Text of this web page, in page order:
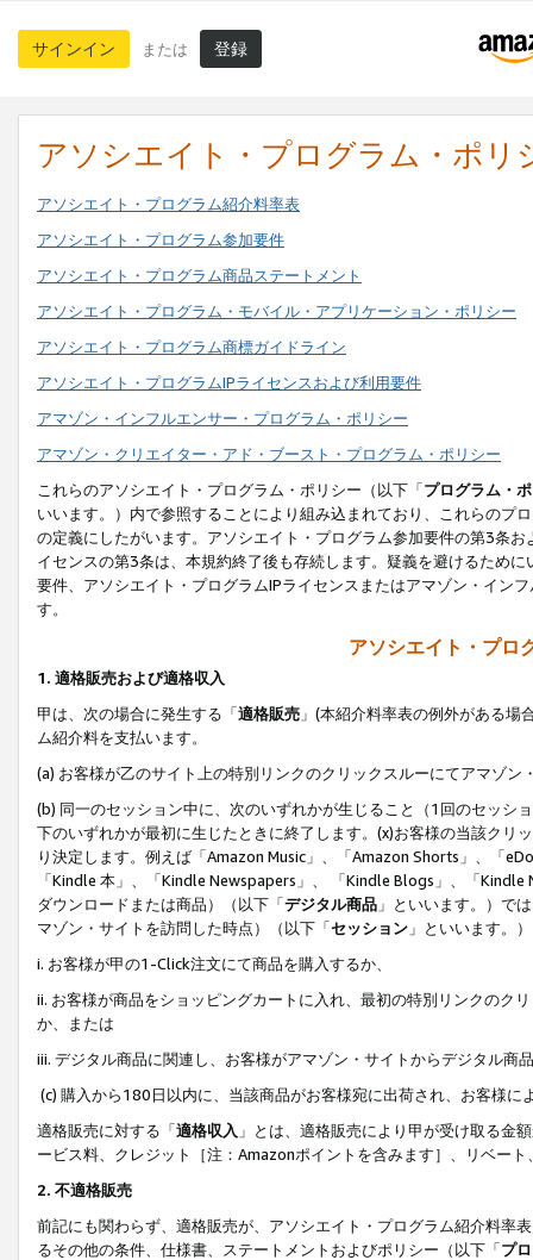
サインイン または 登録
アソシエイト・プログラム・ポリ
アソシエイト・プログラム紹介料率表
アソシエイト・プログラム参加要件
アソシエイト・プログラム商品ステートメント
アソシエイト・プログラム・モバイル・アプリケーション・ポリシー
アソシエイト・プログラム商標ガイドライン
アソシエイト・プログラムIPライセンスおよび利用要件
アマゾン・インフルエンサー・プログラム・ポリシー
アマゾン・クリエイター・アド・ブースト・プログラム・ポリシー
これらのアソシエイト・プログラム・ポリシー（以下「プログラム・
いいます。）内で参照することにより組み込まれており、これらのプ
の定義にしたがいます。アソシエイト・プログラム参加要件の第3条
イセンスの第3条は、本規約終了後も存続します。疑義を避けるため
要件、アソシエイト・プログラムIPライセンスまたはアマゾン・イン
す。
アソシエイト・プロ
1. 適格販売および適格収入
甲は、次の場合に発生する「適格販売 」(本紹介料率表の例外がある
ム紹介料を支払います。
(a) お客様が乙のサイト上の特別リンクのクリックスルーにてアマゾン
(b) 同一のセッション中に、次のいずれかが生じること（1回のセッシ
下のいずれかが最初に生じたときに終了します。(x)お客様の当該ク
り決定します。例えば「Amazon Music」、「Amazon Shorts」、「
「Kindle 本」、「Kindle Newspapers」、 「Kindle Blogs」、「
ダウンロードまたは商品）（以下「デジタル商品 」といいます。）で
マゾン・サイトを訪問した時点）（以下「セッション 」といいます。
i. お客様が甲の1-Click注文にて商品を購入するか、
ii. お客様が商品をショッピングカートに入れ、最初の特別リンクのク
か、または
iii. デジタル商品に関連し、お客様がアマゾン・サイトからデジタル
(c) 購入から180日以内に、当該商品がお客様宛に出荷され、お客様
適格販売に対する「適格収入 」とは、適格販売により甲が受け取る金
ービス料、クレジット［注：Amazonポイントを含みます］、リベー
2. 不適格販売
前記にも関わらず、適格販売が、アソシエイト・プログラム紹介料率
るその他の条件、仕様書、ステートメントおよびポリシー（以下「プ